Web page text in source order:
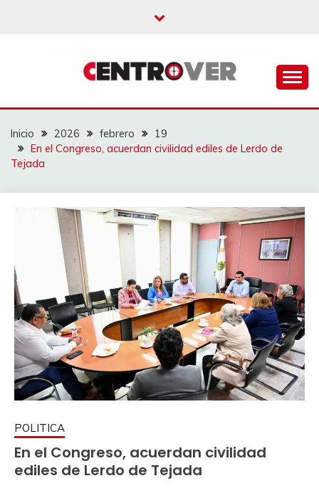
CENTROVER
NOTICIAS
Inicio 2026 febrero
19
En el Congreso, acuerdan civilidad ediles de Lerdo de
Tejada
POLITICA
En el Congreso, acuerdan civilidad
ediles de Lerdo de Tejada